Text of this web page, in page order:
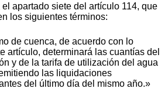
apartado siete del artículo 114, que
los siguientes términos:
de cuenca, de acuerdo con lo
artículo, determinará las cuantías del
y de la tarifa de utilización del agua
las liquidaciones
del último día del mismo año.»